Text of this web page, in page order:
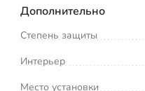
Дополнительно
Степень защиты
Интерьер
Место установки